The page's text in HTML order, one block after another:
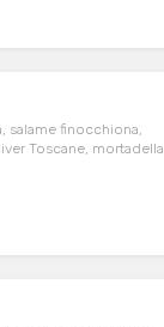
salame finocchiona,
Toscane, mortadella